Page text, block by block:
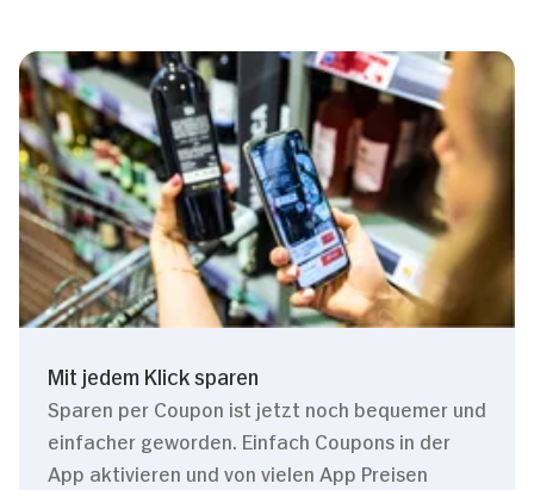
Mit jedem Klick sparen
Sparen per Coupon ist jetzt noch bequemer und
einfacher geworden. Einfach Coupons in der
App aktivieren und von vielen App Preisen